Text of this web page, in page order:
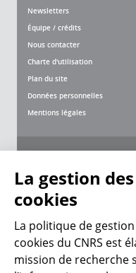
Newsletters
Équipe / crédits
Nous contacter
Charte d'utilisation
Plan du site
Données personnelles
Mentions légales
La gestion des
cookies
La politique de
cookies du CNRS est
mission de recherche